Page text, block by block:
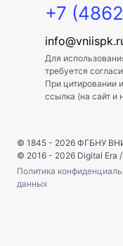
+7
Для
требуется
При цитировании
ссылка (на сайт и
© 1845 - 2026 ФГБНУ
© 2016 - 2026 Digital Era /
Политика
данных